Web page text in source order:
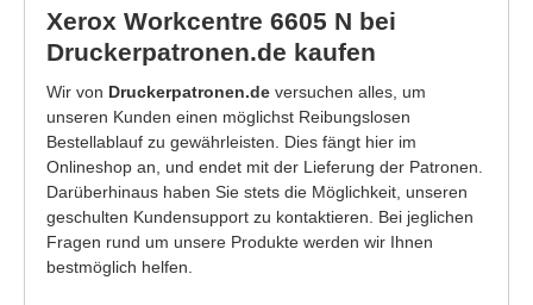
Xerox Workcentre 6605 N bei
Druckerpatronen.de kaufen
Wir von Druckerpatronen.de versuchen alles, um
unseren Kunden einen möglichst Reibungslosen
Bestellablauf zu gewährleisten. Dies fängt hier im
Onlineshop an, und endet mit der Lieferung der Patronen.
Darüberhinaus haben Sie stets die Möglichkeit, unseren
geschulten Kundensupport zu kontaktieren. Bei jeglichen
Fragen rund um unsere Produkte werden wir Ihnen
bestmöglich helfen.